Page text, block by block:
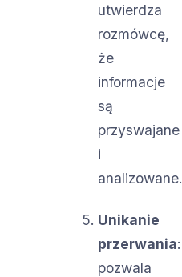
utwierdza
rozmówcę,
że
informacje
są
przyswajane
i
analizowane.
Unikanie
przerwania:
pozwala